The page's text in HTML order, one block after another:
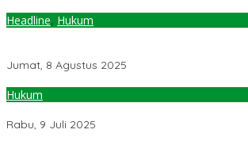
Headline, Hukum
Jumat, 8 Agustus 2025
Hukum
Rabu, 9 Juli 2025